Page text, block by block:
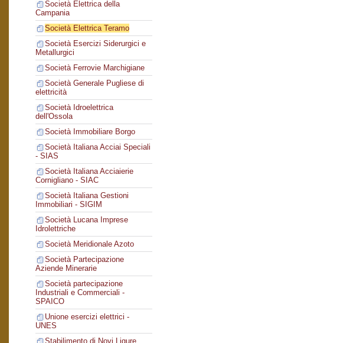
Società Elettrica della
Campania
Società Elettrica Teramo
Società Esercizi Siderurgici e
Metallurgici
Società Ferrovie Marchigiane
Società Generale Pugliese di
elettricità
Società Idroelettrica
dell'Ossola
Società Immobiliare Borgo
Società Italiana Acciai Speciali
- SIAS
Società Italiana Acciaierie
Cornigliano - SIAC
Società Italiana Gestioni
Immobiliari - SIGIM
Società Lucana Imprese
Idrolettriche
Società Meridionale Azoto
Società Partecipazione
Aziende Minerarie
Società partecipazione
Industriali e Commerciali -
SPAICO
Unione esercizi elettrici -
UNES
Stabilimento di Novi Ligure